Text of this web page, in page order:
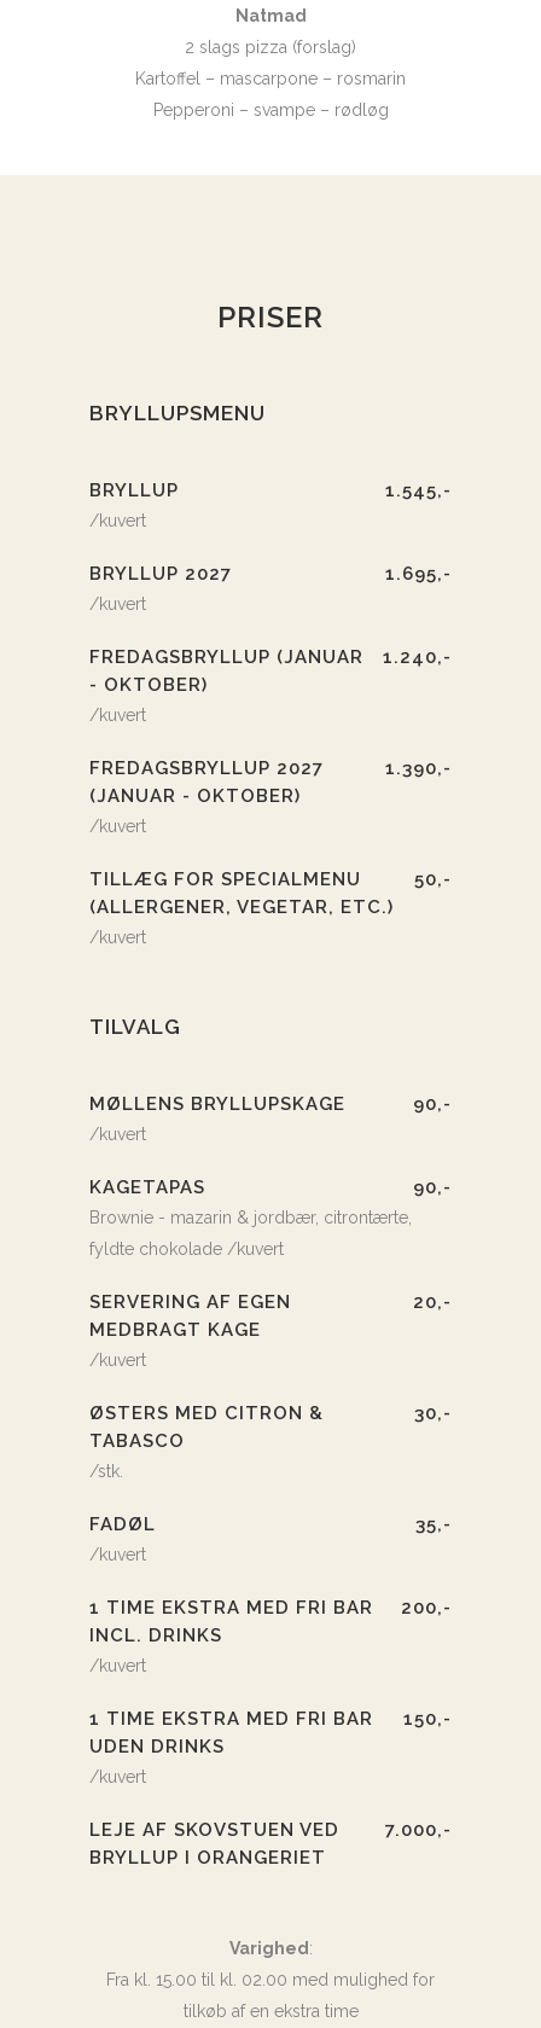
Natmad
2 slags pizza (forslag)
Kartoffel – mascarpone – rosmarin
Pepperoni – svampe – rødløg
PRISER
BRYLLUPSMENU
BRYLLUP 1.545,-
/kuvert
BRYLLUP 2027 1.695,-
/kuvert
FREDAGSBRYLLUP (JANUAR
- OKTOBER)
1.240,-
/kuvert
FREDAGSBRYLLUP 2027
(JANUAR - OKTOBER)
1.390,-
/kuvert
TILLÆG FOR SPECIALMENU
(ALLERGENER, VEGETAR, ETC.)
50,-
/kuvert
TILVALG
MØLLENS BRYLLUPSKAGE 90,-
/kuvert
KAGETAPAS 90,-
Brownie - mazarin & jordbær, citrontærte,
fyldte chokolade /kuvert
SERVERING AF EGEN
MEDBRAGT KAGE
20,-
/kuvert
ØSTERS MED CITRON &
TABASCO
30,-
/stk.
FADØL 35,-
/kuvert
1 TIME EKSTRA MED FRI BAR
INCL. DRINKS
200,-
/kuvert
1 TIME EKSTRA MED FRI BAR
UDEN DRINKS
150,-
/kuvert
LEJE AF SKOVSTUEN VED
BRYLLUP I ORANGERIET
7.000,-
Varighed :
Fra kl. 15.00 til kl. 02.00 med mulighed for
tilkøb af en ekstra time